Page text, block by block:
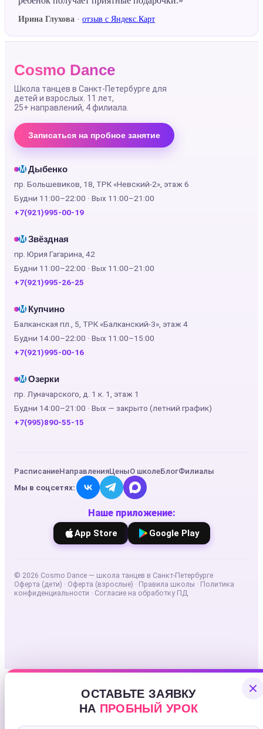
Ирина Глухова · отзыв с Яндекс.Карт
Cosmo Dance
Школа танцев в Санкт-Петербурге для
детей и взрослых. 11 лет,
25+ направлений, 4 филиала.
Записаться на пробное занятие
М Дыбенко
пр. Большевиков, 18, ТРК «Невский-2», этаж 6
Будни 11:00–22:00 · Вых 11:00–21:00
+7(921)995-00-19
М Звёздная
пр. Юрия Гагарина, 42
Будни 11:00–22:00 · Вых 11:00–21:00
+7(921)995-26-25
М Купчино
Балканская пл., 5, ТРК «Балканский-3», этаж 4
Будни 14:00–22:00 · Вых 11:00–15:00
+7(921)995-00-16
М Озерки
пр. Луначарского, д. 1 к. 1, этаж 1
Будни 14:00–21:00 · Вых — закрыто (летний график)
+7(995)890-55-15
РасписаниеНаправленияЦеныО школеБлогФилиалы
Мы в соцсетях:
Наше приложение:
App Store Google Play
© 2026 Cosmo Dance — школа танцев в Санкт-Петербурге
Оферта (дети) · Оферта (взрослые) · Правила школы · Политика
конфиденциальности · Согласие на обработку ПД
ОСТАВЬТЕ ЗАЯВКУ
НА ПРОБНЫЙ УРОК